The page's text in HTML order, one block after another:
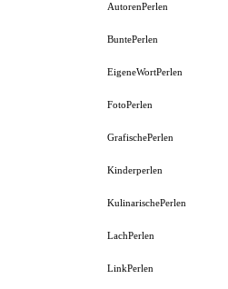
AutorenPerlen
BuntePerlen
EigeneWortPerlen
FotoPerlen
GrafischePerlen
Kinderperlen
KulinarischePerlen
LachPerlen
LinkPerlen